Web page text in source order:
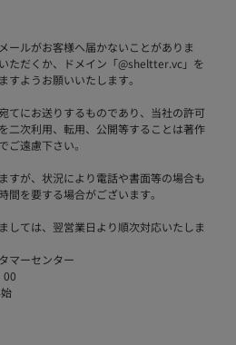
ールがお客様へ届かないことがありま
ただくか、ドメイン「@sheltter.vc」を
すようお願いいたします。
てにお送りするものであり、当社の許可
二次利用、転用、公開等することは著作
ご遠慮下さい。
すが、状況により電話や書面等の場合も
間を要する場合がございます。
しては、翌営業日より順次対応いたしま
マーセンター
00